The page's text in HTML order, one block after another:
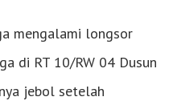
mengalami longsor
di RT 10/RW 04 Dusun
jebol setelah